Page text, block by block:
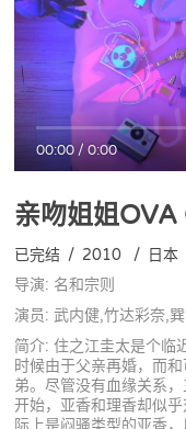
00:00/0:00
亲吻姐姐OVA
已完结 / 2010 / 日本
导演: 名和宗则
演员: 武内健,竹达彩奈,
简介: 住之江圭太是个临
时候由于父亲再婚，而
弟。尽管没有血缘关系
开始，亚香和理香却似
际上是闷骚类型的亚香